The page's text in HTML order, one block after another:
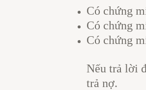
Có chứng
Có chứng
Có chứng
Nếu trả lời
trả nợ.